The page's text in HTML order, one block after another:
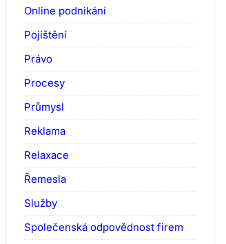
Online podnikání
Pojištění
Právo
Procesy
Průmysl
Reklama
Relaxace
Řemesla
Služby
Společenská odpovědnost firem